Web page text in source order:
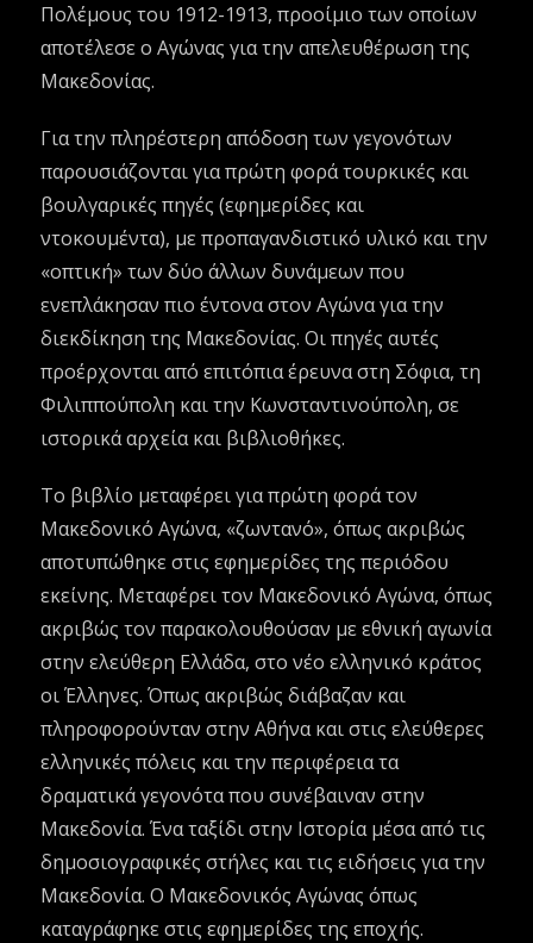
Πολέμους του 1912-1913, προοίμιο των οποίων
αποτέλεσε ο Αγώνας για την απελευθέρωση της
Μακεδονίας.
Για την πληρέστερη απόδοση των γεγονότων
παρουσιάζονται για πρώτη φορά τουρκικές και
βουλγαρικές πηγές (εφημερίδες και
ντοκουμέντα), με προπαγανδιστικό υλικό και την
«οπτική» των δύο άλλων δυνάμεων που
ενεπλάκησαν πιο έντονα στον Aγώνα για την
διεκδίκηση της Μακεδονίας. Οι πηγές αυτές
προέρχονται από επιτόπια έρευνα στη Σόφια, τη
Φιλιππούπολη και την Κωνσταντινούπολη, σε
ιστορικά αρχεία και βιβλιοθήκες.
Το βιβλίο μεταφέρει για πρώτη φορά τον
Μακεδονικό Αγώνα, «ζωντανό», όπως ακριβώς
αποτυπώθηκε στις εφημερίδες της περιόδου
εκείνης. Μεταφέρει τον Μακεδονικό Αγώνα, όπως
ακριβώς τον παρακολουθούσαν με εθνική αγωνία
στην ελεύθερη Ελλάδα, στο νέο ελληνικό κράτος
οι Έλληνες. Όπως ακριβώς διάβαζαν και
πληροφορούνταν στην Αθήνα και στις ελεύθερες
ελληνικές πόλεις και την περιφέρεια τα
δραματικά γεγονότα που συνέβαιναν στην
Μακεδονία. Ένα ταξίδι στην Ιστορία μέσα από τις
δημοσιογραφικές στήλες και τις ειδήσεις για την
Μακεδονία. Ο Μακεδονικός Αγώνας όπως
καταγράφηκε στις εφημερίδες της εποχής.